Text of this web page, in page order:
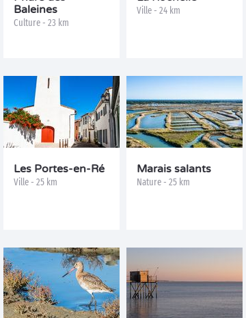
Baleines
Culture - 23 km
Ville - 24 km
Les Portes-en-Ré
Ville - 25 km
Marais salants
Nature - 25 km